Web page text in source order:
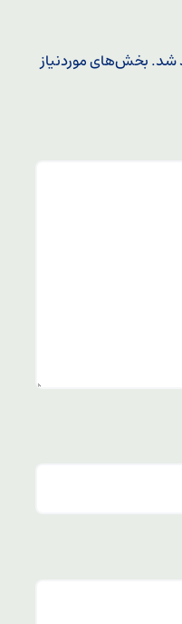
شد.بخش‌های موردنیاز